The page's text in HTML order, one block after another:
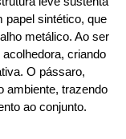
papel sintético, que
metálico. Ao ser
criando
O pássaro,
ambiente, trazendo
ao conjunto.